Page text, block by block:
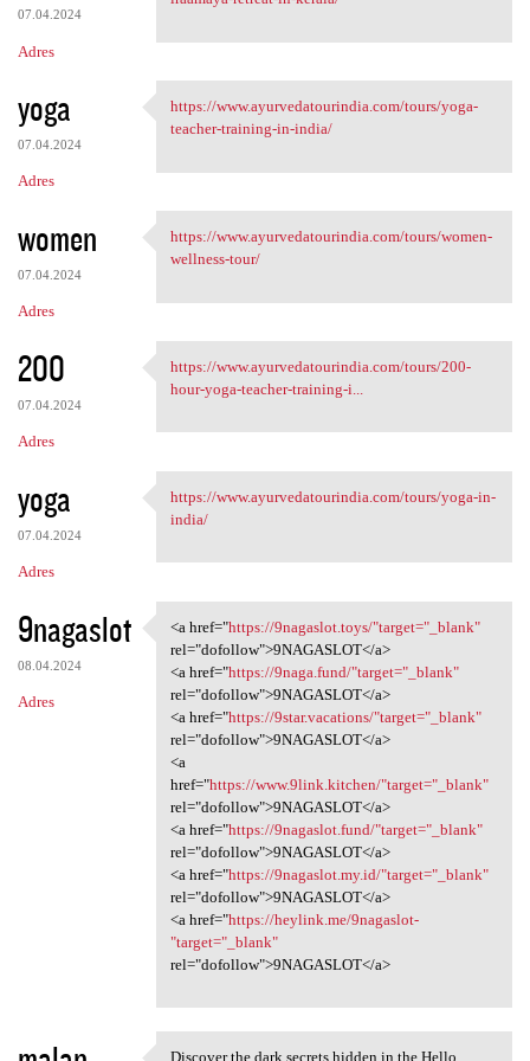
07.04.2024
Adres
yoga
07.04.2024
Adres
https://www.ayurvedatourindia
https://www.ayurvedatourindia.com/tours/yoga-
teacher-training-in-india/
women
07.04.2024
Adres
https://www.ayurvedatourindia
https://www.ayurvedatourindia.com/tours/women-
wellness-tour/
200
07.04.2024
Adres
https://www.ayurvedatourindia
https://www.ayurvedatourindia.com/tours/200-
hour-yoga-teacher-training-i...
yoga
07.04.2024
Adres
https://www.ayurvedatourindia
https://www.ayurvedatourindia.com/tours/yoga-in-
india/
9nagaslot
08.04.2024
Adres
<a href="https://9nagaslot
<a href="https://9nagaslot.toys/"target="_blank"
rel="dofollow">9NAGASLOT</a>
<a href="https://9naga.fund/"target="_blank"
rel="dofollow">9NAGASLOT</a>
<a href="https://9star.vacations/"target="_blank"
rel="dofollow">9NAGASLOT</a>
<a
href="https://www.9link.kitchen/"target="_blank"
rel="dofollow">9NAGASLOT</a>
<a href="https://9nagaslot.fund/"target="_blank"
rel="dofollow">9NAGASLOT</a>
<a href="https://9nagaslot.my.id/"target="_blank"
rel="dofollow">9NAGASLOT</a>
<a href="https://heylink.me/9nagaslot-
"target="_blank"
rel="dofollow">9NAGASLOT</a>
Discover the dark secrets hidden in the Hello